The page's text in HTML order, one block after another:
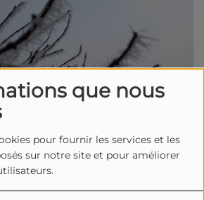
que nous
pour fournir les services et les
sur notre site et pour améliorer
vues